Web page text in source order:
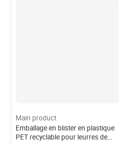
Main product
Emballage en blister en plastique
PET recyclable pour leurres de